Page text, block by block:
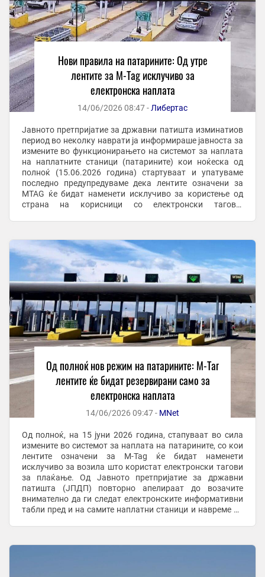
Нови правила на патарините: Од утре
лентите за M-Tag исклучиво за
електронска наплата
14/06/2026 08:47 -Либертас
Јавното претпријатие за државни патишта изминатиов
период во неколку наврати ја информираше јавноста за
измените во функционирањето на системот за наплата
на наплатните станици (патарините) кои ноќеска од
полноќ (15.06.2026 година) стартуваат и упатуваме
последно предупредуваме дека лентите означени за
MTAG ќе бидат наменети исклучиво за користење од
страна на корисници со електронски тагови.
Од полноќ нов режим на патарините: М-Таг
лентите ќе бидат резервирани само за
електронска наплата
14/06/2026 09:47 - MNet
Од полноќ, на 15 јуни 2026 година, стапуваат во сила
измените во системот за наплата на патарините, со кои
лентите означени за М-Tag ќе бидат наменети
исклучиво за возила што користат електронски тагови
за плаќање. Од Јавното претпријатие за државни
патишта (ЈПДП) повторно апелираат до возачите
внимателно да ги следат електронските информативни
табли пред и на самите наплатни станици и навреме да